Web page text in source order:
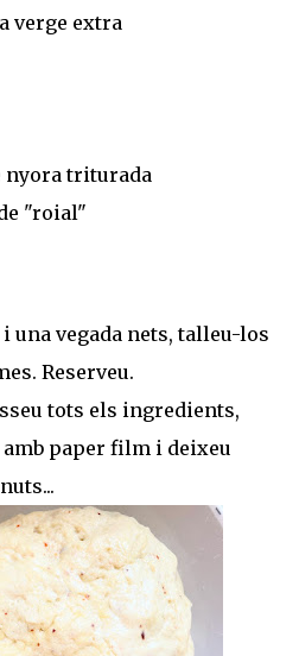
verge extra
nyora triturada
"roial"
una vegada nets, talleu-los
Reserveu.
tots els ingredients,
paper film i deixeu